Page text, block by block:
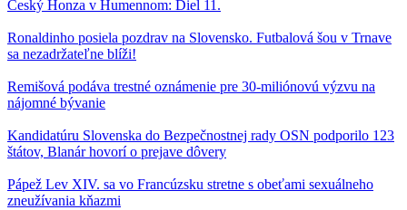
Český Honza v Humennom: Diel 11.
Ronaldinho posiela pozdrav na Slovensko. Futbalová šou v Trnave
sa nezadržateľne blíži!
Remišová podáva trestné oznámenie pre 30-miliónovú výzvu na
nájomné bývanie
Kandidatúru Slovenska do Bezpečnostnej rady OSN podporilo 123
štátov, Blanár hovorí o prejave dôvery
Pápež Lev XIV. sa vo Francúzsku stretne s obeťami sexuálneho
zneužívania kňazmi